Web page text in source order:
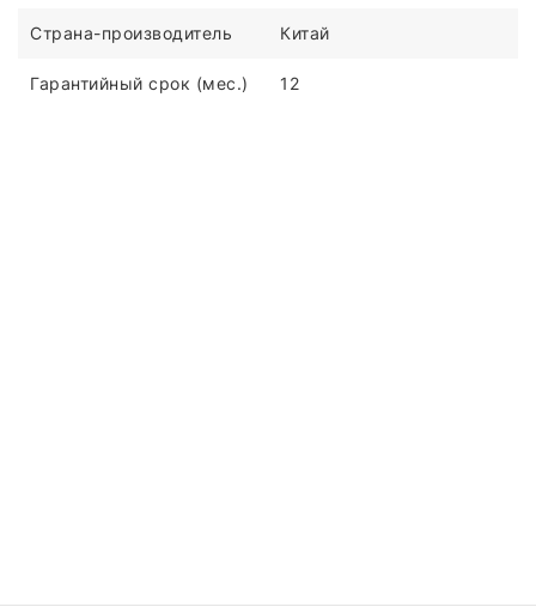
Страна-производитель Китай
Гарантийный срок (мес.) 12